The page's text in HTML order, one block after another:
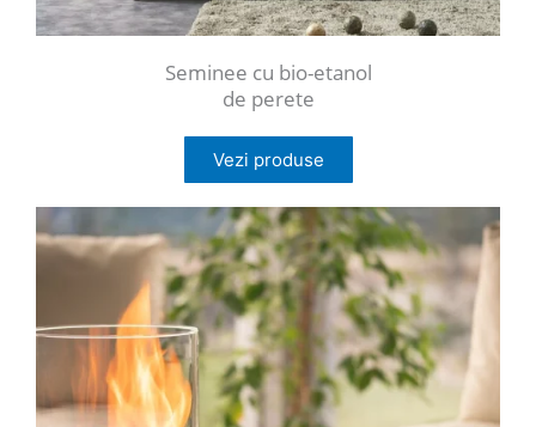
Seminee cu bio-etanol
de perete
Vezi produse